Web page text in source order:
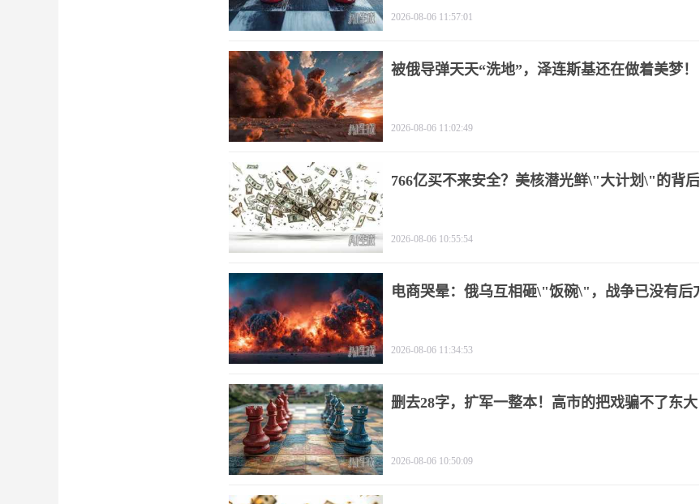
2026-08-06 11:57:01
被俄导弹天天“洗地”，泽连斯基还在做着美梦！
2026-08-06 11:02:49
766亿买不来安全？美核潜光鲜\"大计划\"的背后
2026-08-06 10:55:54
电商哭晕：俄乌互相砸\"饭碗\"，战争已没有后方
2026-08-06 11:34:53
删去28字，扩军一整本！高市的把戏骗不了东大
2026-08-06 10:50:09